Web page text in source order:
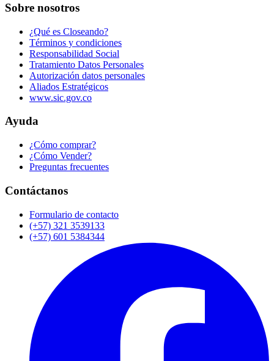
Sobre nosotros
¿Qué es Closeando?
Términos y condiciones
Responsabilidad Social
Tratamiento Datos Personales
Autorización datos personales
Aliados Estratégicos
www.sic.gov.co
Ayuda
¿Cómo comprar?
¿Cómo Vender?
Preguntas frecuentes
Contáctanos
Formulario de contacto
(+57) 321 3539133
(+57) 601 5384344